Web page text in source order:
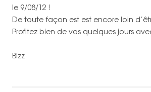
le 9/08/12 !
De toute façon est est encore loin
Profitez bien de vos quelques jours
Bizz